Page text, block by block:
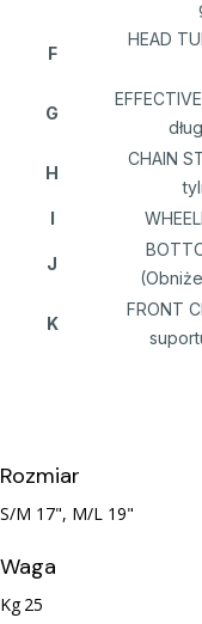
F
HEAD
G
H
CHAIN
I
J
K
FRONT
Rozmiar
S/M 17", M/L 19"
Waga
Kg 25